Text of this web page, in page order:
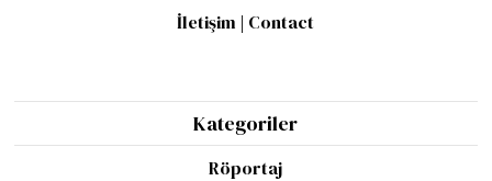
İletişim | Contact
Kategoriler
Röportaj